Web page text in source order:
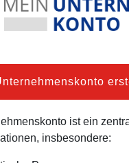
ist ein
insbesondere: